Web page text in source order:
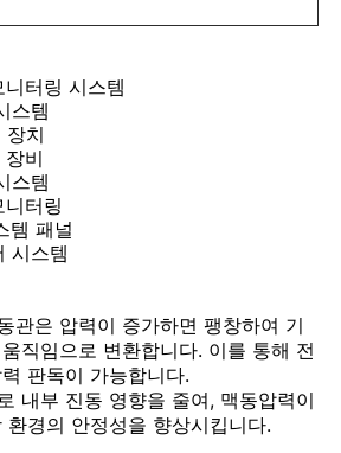
지
지에서 빛나다
터링 시스템
스템
장치
비
스템
터링
템 패널
시스템
관은 압력이 증가하면 팽창하여 기
직임으로 변환합니다. 이를 통해 전
판독이 가능합니다.
내부 진동 영향을 줄여, 맥동압력이
경의 안정성을 향상시킵니다.